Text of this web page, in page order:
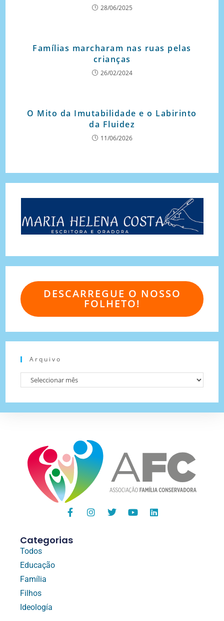
28/06/2025
Famílias marcharam nas ruas pelas
crianças
26/02/2024
O Mito da Imutabilidade e o Labirinto
da Fluidez
11/06/2026
DESCARREGUE O NOSSO
FOLHETO!
Arquivo
Categorias
Todos
Educação
Família
Filhos
Ideología